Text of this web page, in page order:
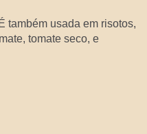
também usada em risotos,
tomate seco, e